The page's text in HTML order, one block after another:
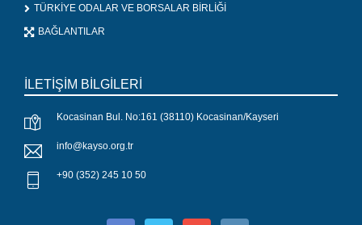
TÜRKİYE ODALAR VE BORSALAR BİRLİĞİ
BAĞLANTILAR
İLETİŞİM BİLGİLERİ
Kocasinan Bul. No:161 (38110) Kocasinan/Kayseri
info@kayso.org.tr
+90 (352) 245 10 50